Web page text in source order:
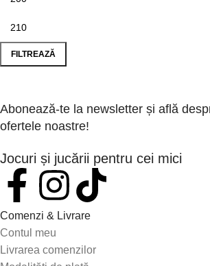
FILTREAZĂ
Abonează-te la newsletter și află
ofertele noastre!
Jocuri și jucării pentru cei mici
Comenzi & Livrare
Contul meu
Livrarea comenzilor